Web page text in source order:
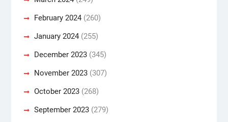
February 2024(260)
January 2024(255)
December 2023(345)
November 2023(307)
October 2023(268)
September 2023(279)